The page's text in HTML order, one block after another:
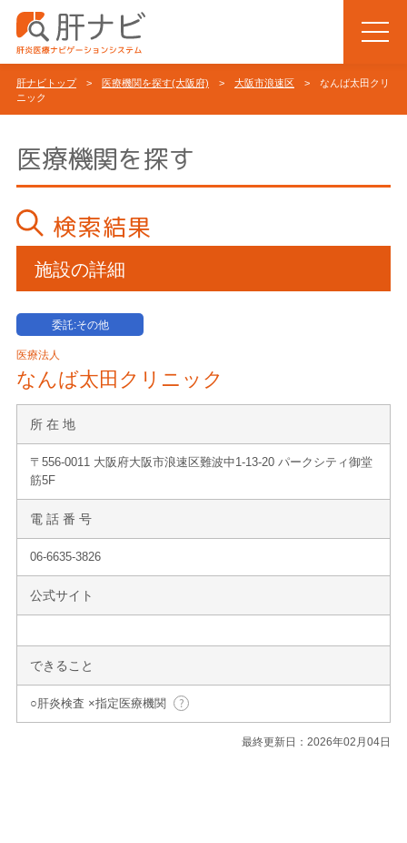
肝ナビトップ> 医療機関を探す(大阪府) > 大阪市浪速区 > なんば太田クリ
ニック
医療機関を探す
検索結果
施設の詳細
委託:その他
医療法人
なんば太田クリニック
所 在 地
〒556-0011 大阪府大阪市浪速区難波中1-13-20 パークシティ御堂
筋5F
電 話 番 号
06-6635-3826
公式サイト
できること
○肝炎検査 ×指定医療機関
最終更新日：2026年02月04日